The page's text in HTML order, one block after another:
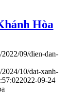
Hòa
09/dien-dan-
10/dat-xanh-
2022-09-24